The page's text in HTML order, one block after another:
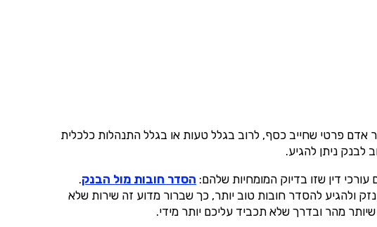
פרטי שחייב כסף, לרוב בגלל טעות או בגלל התנהלות כלכלית
לבנק ניתן להגיע.
דין שזו בדיוק המומחיות שלהם: הסדר חובות מול הבנק.
ולהגיע להסדר חובות טוב יותר, כך שברור מדוע זה שירות שלא
מהר ובדרך שלא תכביד עליכם יותר מידי.
×